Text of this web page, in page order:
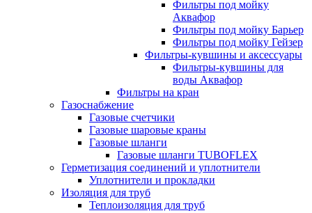
Фильтры под мойку
Аквафор
Фильтры под мойку Барьер
Фильтры под мойку Гейзер
Фильтры-кувшины и аксессуары
Фильтры-кувшины для
воды Аквафор
Фильтры на кран
Газоснабжение
Газовые счетчики
Газовые шаровые краны
Газовые шланги
Газовые шланги TUBOFLEX
Герметизация соединений и уплотнители
Уплотнители и прокладки
Изоляция для труб
Теплоизоляция для труб